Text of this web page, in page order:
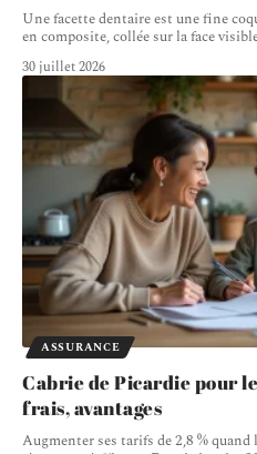
Une facette dentaire est une fine
en composite, collée sur la face
30 juillet 2026
ASSURANCE
Cabrie de Picardie pour
frais, avantages
Augmenter ses tarifs de 2,8 %